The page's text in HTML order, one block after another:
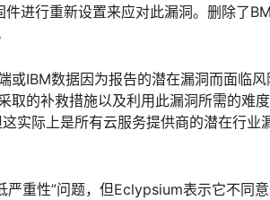
进行重新设置来应对此漏洞。删除了
或IBM数据因为报告的潜在漏洞而面临
取的补救措施以及利用此漏洞所需的难
实际上是所有云服务提供商的潜在行
严重性”问题，但Eclypsium表示它不同